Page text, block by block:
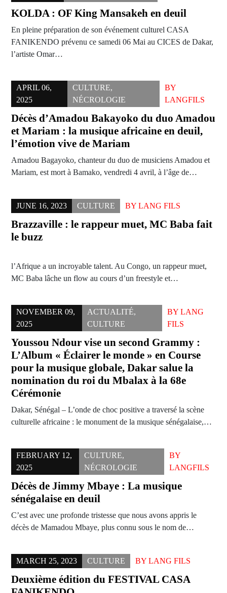
KOLDA : OF King Mansakeh en deuil
En pleine préparation de son événement culturel CASA
FANIKENDO prévenu ce samedi 06 Mai au CICES de Dakar,
l’artiste Omar…
APRIL 06,
2025
CULTURE,
NÉCROLOGIE
BY
LANGFILS
Décès d’Amadou Bakayoko du duo Amadou
et Mariam : la musique africaine en deuil,
l’émotion vive de Mariam
Amadou Bagayoko, chanteur du duo de musiciens Amadou et
Mariam, est mort à Bamako, vendredi 4 avril, à l’âge de…
JUNE 16, 2023 CULTURE BY LANG FILS
Brazzaville : le rappeur muet, MC Baba fait
le buzz
l’Afrique a un incroyable talent. Au Congo, un rappeur muet,
MC Baba lâche un flow au cours d’un freestyle et…
NOVEMBER 09,
2025
ACTUALITÉ,
CULTURE
BY LANG
FILS
Youssou Ndour vise un second Grammy :
L’Album « Éclairer le monde » en Course
pour la musique globale, Dakar salue la
nomination du roi du Mbalax à la 68e
Cérémonie
Dakar, Sénégal – L’onde de choc positive a traversé la scène
culturelle africaine : le monument de la musique sénégalaise,…
FEBRUARY 12,
2025
CULTURE,
NÉCROLOGIE
BY
LANGFILS
Décès de Jimmy Mbaye : La musique
sénégalaise en deuil
C’est avec une profonde tristesse que nous avons appris le
décès de Mamadou Mbaye, plus connu sous le nom de…
MARCH 25, 2023 CULTURE BY LANG FILS
Deuxième édition du FESTIVAL CASA